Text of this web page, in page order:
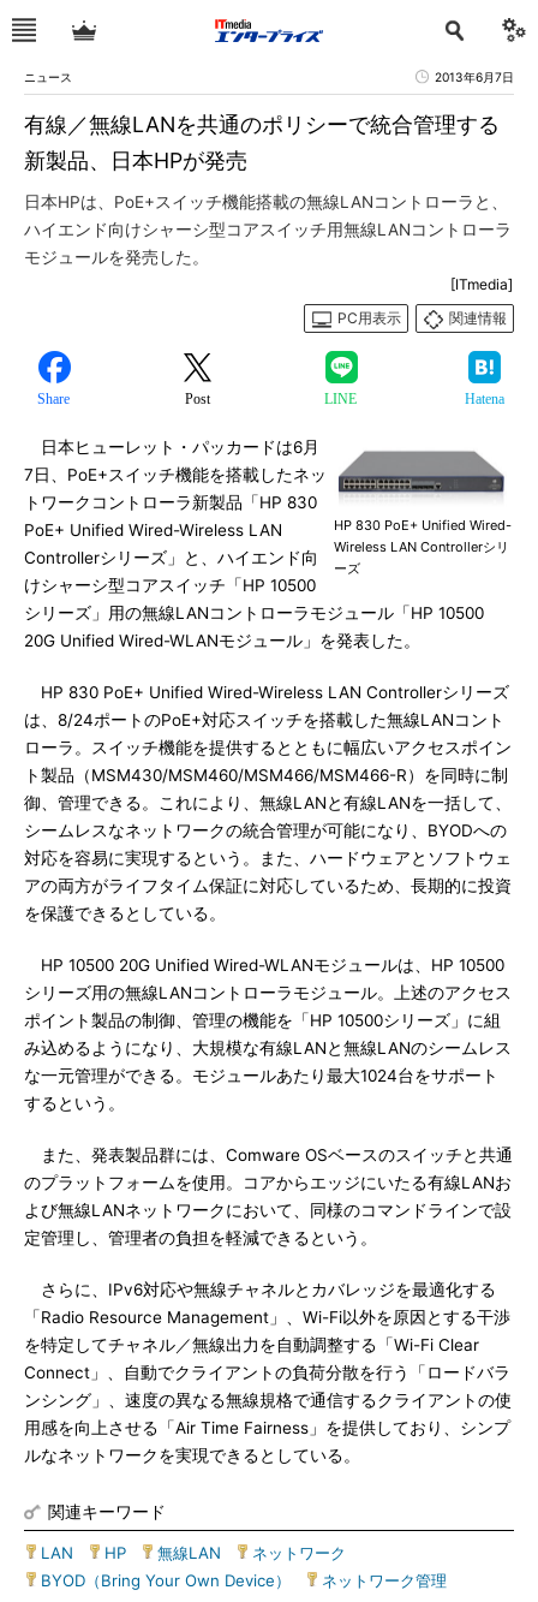
ニュース 2013年6月7日
有線／無線LANを共通のポリシーで統合管理する
新製品、日本HPが発売
日本HPは、PoE+スイッチ機能搭載の無線LANコントローラと、
ハイエンド向けシャーシ型コアスイッチ用無線LANコントローラ
モジュールを発売した。
[ITmedia]
PC用表示
関連情報
Share Post LINE Hatena
HP 830 PoE+ Unified Wired-
Wireless LAN Controllerシリ
ーズ
日本ヒューレット・パッカードは6月
7日、PoE+スイッチ機能を搭載したネッ
トワークコントローラ新製品「HP 830
PoE+ Unified Wired-Wireless LAN
Controllerシリーズ」と、ハイエンド向
けシャーシ型コアスイッチ「HP 10500
シリーズ」用の無線LANコントローラモジュール「HP 10500
20G Unified Wired-WLANモジュール」を発表した。
HP 830 PoE+ Unified Wired-Wireless LAN Controllerシリーズ
は、8/24ポートのPoE+対応スイッチを搭載した無線LANコント
ローラ。スイッチ機能を提供するとともに幅広いアクセスポイン
ト製品（MSM430/MSM460/MSM466/MSM466-R）を同時に制
御、管理できる。これにより、無線LANと有線LANを一括して、
シームレスなネットワークの統合管理が可能になり、BYODへの
対応を容易に実現するという。また、ハードウェアとソフトウェ
アの両方がライフタイム保証に対応しているため、長期的に投資
を保護できるとしている。
HP 10500 20G Unified Wired-WLANモジュールは、HP 10500
シリーズ用の無線LANコントローラモジュール。上述のアクセス
ポイント製品の制御、管理の機能を「HP 10500シリーズ」に組
み込めるようになり、大規模な有線LANと無線LANのシームレス
な一元管理ができる。モジュールあたり最大1024台をサポート
するという。
また、発表製品群には、Comware OSベースのスイッチと共通
のプラットフォームを使用。コアからエッジにいたる有線LANお
よび無線LANネットワークにおいて、同様のコマンドラインで設
定管理し、管理者の負担を軽減できるという。
さらに、IPv6対応や無線チャネルとカバレッジを最適化する
「Radio Resource Management」、Wi-Fi以外を原因とする干渉
を特定してチャネル／無線出力を自動調整する「Wi-Fi Clear
Connect」、自動でクライアントの負荷分散を行う「ロードバラ
ンシング」、速度の異なる無線規格で通信するクライアントの使
用感を向上させる「Air Time Fairness」を提供しており、シンプ
ルなネットワークを実現できるとしている。
関連キーワード
LAN HP 無線LAN ネットワーク
BYOD（Bring Your Own Device）
ネットワーク管理